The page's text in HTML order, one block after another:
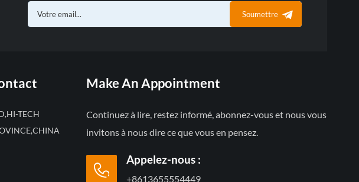
Soumettre
TECH
Make An Appointment
Continuez à lire, restez informé, abonnez-vous et nous vous
invitons à nous dire ce que vous en pensez.
Appelez-nous :
+8613655554449